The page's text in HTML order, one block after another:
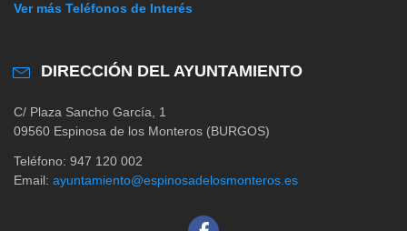
Ver más Teléfonos de Interés
DIRECCIÓN DEL AYUNTAMIENTO
C/ Plaza Sancho García, 1
09560 Espinosa de los Monteros (BURGOS)
Teléfono: 947 120 002
Email: ayuntamiento@espinosadelosmonteros.es